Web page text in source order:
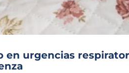
en urgencias